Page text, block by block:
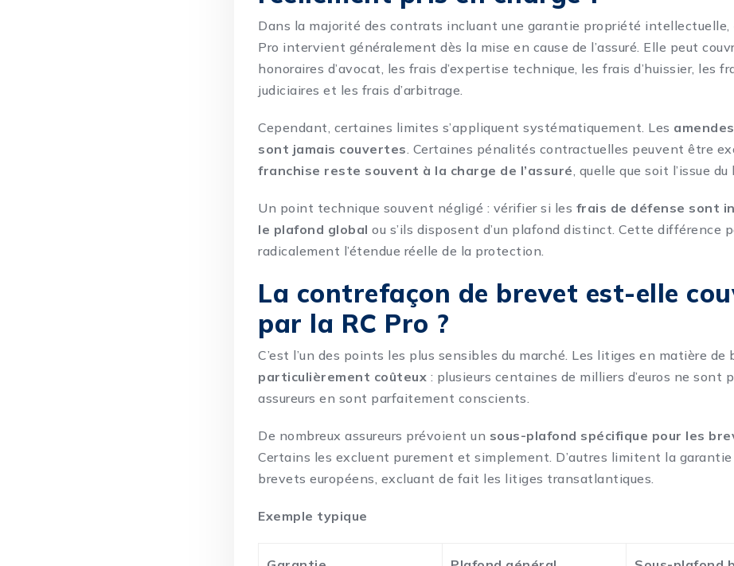
Dans la majorité des contrats incluant une garantie propriété intellectuelle,
Pro intervient généralement dès la mise en cause de l’assuré. Elle peut
honoraires d’avocat, les frais d’expertise technique, les frais d’huissier, les
judiciaires et les frais d’arbitrage.
Cependant, certaines limites s’appliquent systématiquement. Les
sont jamais couvertes. Certaines pénalités contractuelles peuvent être
franchise reste souvent à la charge de l’assuré, quelle que soit l’issue du
Un point technique souvent négligé : vérifier si les frais de défense sont
le plafond global ou s’ils disposent d’un plafond distinct. Cette différence
radicalement l’étendue réelle de la protection.
La contrefaçon de brevet est-elle
par la RC Pro ?
C’est l’un des points les plus sensibles du marché. Les litiges en matière de
particulièrement coûteux : plusieurs centaines de milliers d’euros ne sont
assureurs en sont parfaitement conscients.
De nombreux assureurs prévoient un sous-plafond spécifique pour les
Certains les excluent purement et simplement. D’autres limitent la garantie
brevets européens, excluant de fait les litiges transatlantiques.
Exemple typique